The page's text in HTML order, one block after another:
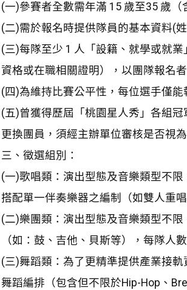
(一)參賽者全數需年滿 15 歲至35 歲（
(二)需於報名時提供隊員的基本資料(
(三)每隊至少 1 人「設籍、就學或就
資格或在職相關證明），以團隊報名
(四)為維持比賽公平性，每位選手僅
(五)曾獲得歷屆「桃園星人秀」各組
更換團員，須經主辦單位審核是否視
三、徵選組別：
(一)歌唱類：演出型態及音樂類型不
搭配單一伴奏樂器之編制（如雙人重
(二)樂團類：演出型態及音樂類型不
（如：鼓、吉他、貝斯等），每隊人
(三)舞蹈類：為了更精準提供產業接
舞蹈編排（包含但不限於Hip-Hop、